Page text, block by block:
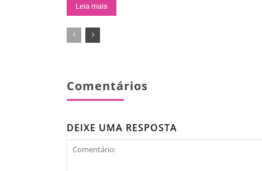
Leia mais
Comentários
DEIXE UMA RESPOSTA